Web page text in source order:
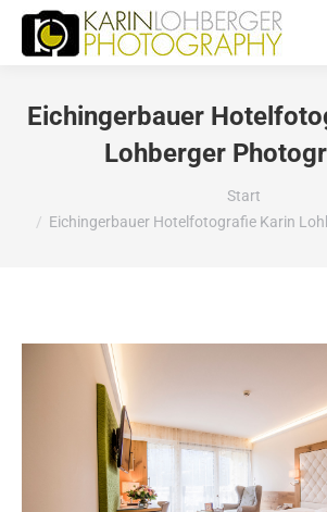
Eichingerbauer
Lohberger
Start
Eichingerbauer Hotelfotografie Karin